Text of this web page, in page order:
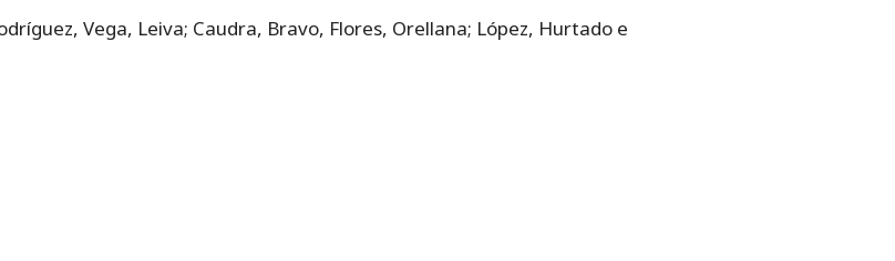
Vega, Leiva; Caudra, Bravo, Flores, Orellana; López, Hurtado e